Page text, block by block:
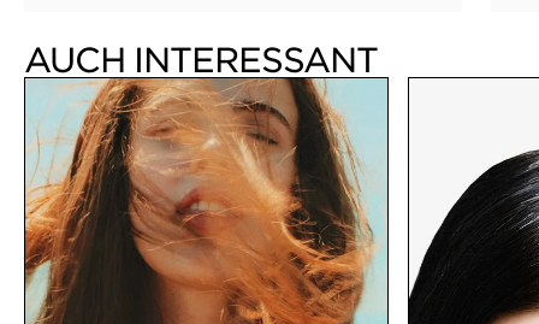
AUCH INTERESSANT